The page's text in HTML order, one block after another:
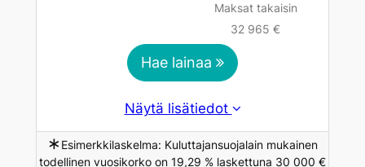
Maksat takaisin
32 965 €
Hae lainaa
Näytä lisätiedot
∗ Esimerkkilaskelma: Kuluttajansuojalain mukainen
todellinen vuosikorko on 19,29 % laskettuna 30 000 €